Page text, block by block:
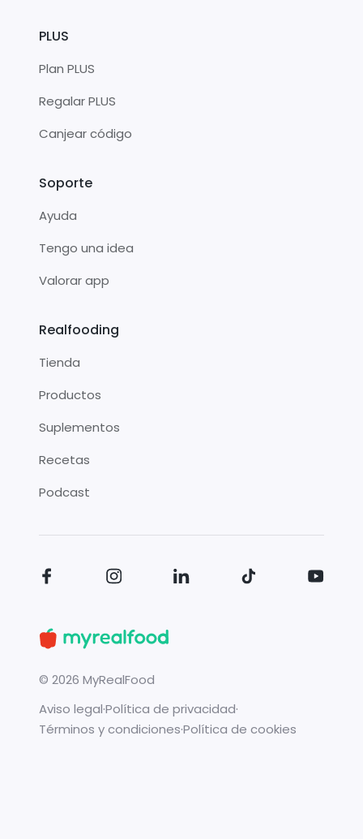
PLUS
Plan PLUS
Regalar PLUS
Canjear código
Soporte
Ayuda
Tengo una idea
Valorar app
Realfooding
Tienda
Productos
Suplementos
Recetas
Podcast
© 2026 MyRealFood
Aviso legal·Política de privacidad·
Términos y condiciones·Política de cookies